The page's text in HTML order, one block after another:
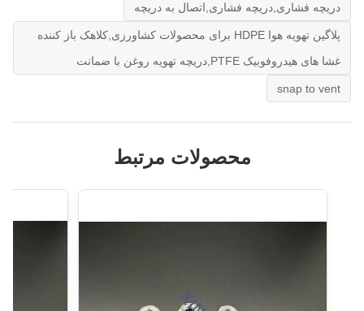
دریچه فشاری,دریچه فشاری,اتصال به دریچه
پلاگین تهویه هوا HDPE برای محصولات کشاورزی,کلاهک باز کننده
غشا های هیدروفوبیک PTFE,دریچه تهویه روغن با ضمانت
snap to vent
محصولات مرتبط